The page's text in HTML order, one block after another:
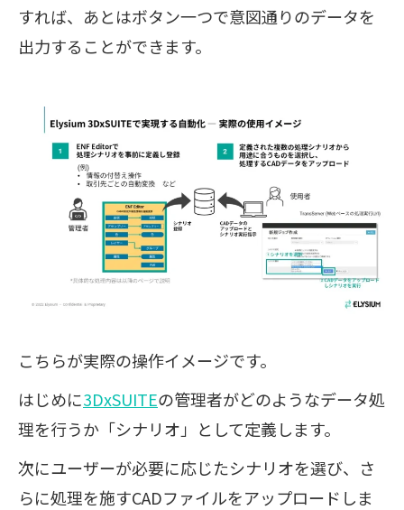
すれば、あとはボタン一つで意図通りのデータを
出力することができます。
こちらが実際の操作イメージです。
はじめに3DxSUITEの管理者がどのようなデータ処
理を行うか「シナリオ」として定義します。
次にユーザーが必要に応じたシナリオを選び、さ
らに処理を施すCADファイルをアップロードしま